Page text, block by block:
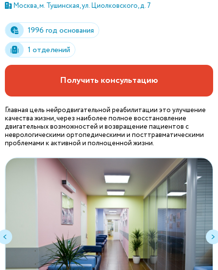
Москва, м. Тушинская, ул. Циолковского, д. 7
1996 год основания
1 отделений
Получить консультацию
Главная цель нейродвигательной реабилитации это улучшение
качества жизни, через наиболее полное восстановление
двигательных возможностей и возвращение пациентов с
неврологическими ортопедическими и посттравматическими
проблемами к активной и полноценной жизни.